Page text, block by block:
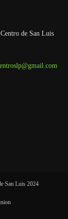
de San Luis
San Luis 2024